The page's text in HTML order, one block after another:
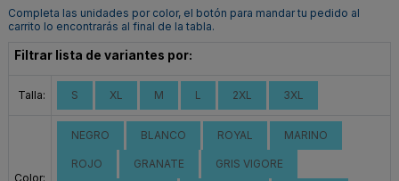
Completa las unidades por color, el botón para mandar tu pedido al
carrito lo encontrarás al final de la tabla.
Filtrar lista de variantes por:
Talla: S XL M L 2XL 3XL
Color:
NEGRO BLANCO ROYAL MARINO
ROJO GRANATE GRIS VIGORE